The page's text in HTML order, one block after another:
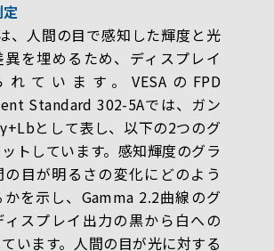
、人間の目で感知した輝度と光
異を埋めるため、ディスプレイ
ています。VESAのFPD
Standard 302-5Aでは、ガン
として表し、以下の2つのグ
トしています。感知輝度のグラ
の目が明るさの変化にどのよう
かを示し、Gamma 2.2曲線のグ
ィスプレイ出力の黒から白への
います。人間の目が光に対する